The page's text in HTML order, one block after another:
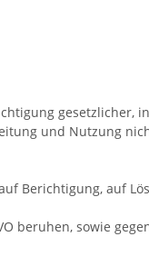
gesetzlicher,
und Nutzung
Berichtigung, auf
beruhen, sowie